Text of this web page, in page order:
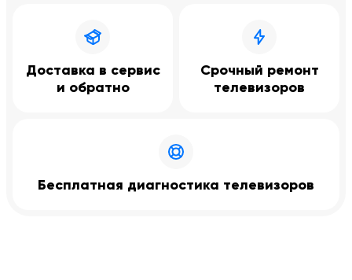
Доставка в сервис
и обратно
Срочный ремонт
телевизоров
Бесплатная диагностика телевизоров